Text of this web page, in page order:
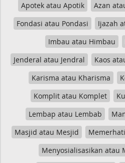
Apotek atau Apotik
Azan
Fondasi atau Pondasi
Ijazah
Imbau atau Himbau
Jenderal atau Jendral
Kaos
Karisma atau Kharisma
Komplit atau Komplet
Lembap atau Lembab
Masjid atau Mesjid
Menyosialisasikan atau